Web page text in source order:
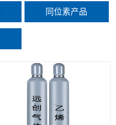
同位素产品